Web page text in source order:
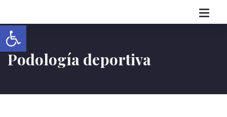
Abrir barra de herramientas
Podología deportiva